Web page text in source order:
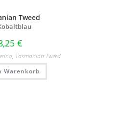
Tweed
€
, Tasmanian Tweed
Warenkorb